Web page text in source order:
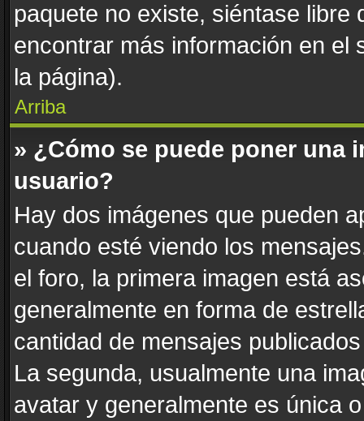
paquete no existe, siéntase
encontrar más información en el
la página).
Arriba
» ¿Cómo se puede poner una
usuario?
Hay dos imágenes que pueden
cuando esté viendo los
el foro, la primera imagen está
generalmente en forma de
cantidad de mensajes
La segunda, usualmente una
avatar y generalmente es única